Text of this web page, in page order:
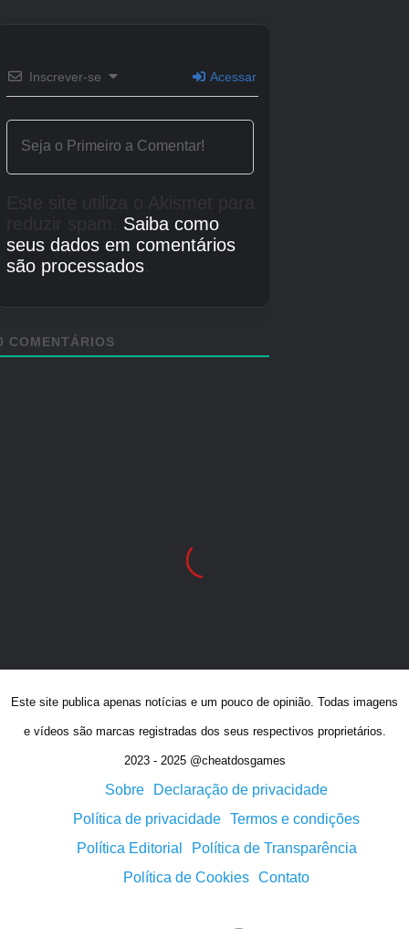
Este site publica apenas notícias e um pouco de opinião. Todas imagens
e vídeos são marcas registradas dos seus respectivos proprietários.
2023 - 2025 @cheatdosgames
Sobre
Declaração de privacidade
Política de privacidade Termos e condições
Política Editorial
Política de Transparência
Política de Cookies Contato